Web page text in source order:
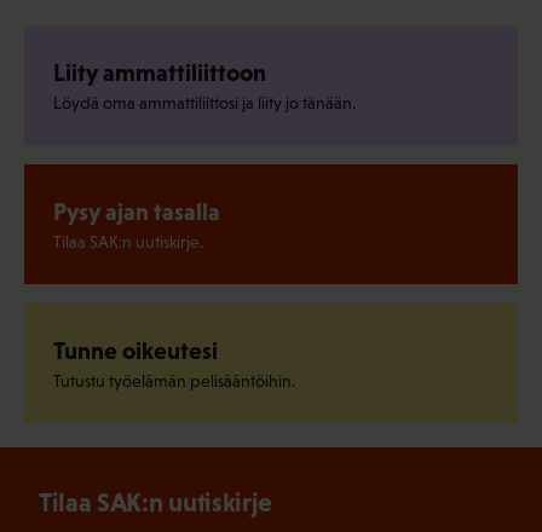
Liity ammattiliittoon
Löydä oma ammattiliittosi ja liity jo tänään.
Pysy ajan tasalla
Tilaa SAK:n uutiskirje.
Tunne oikeutesi
Tutustu työelämän pelisääntöihin.
Tilaa SAK:n uutiskirje